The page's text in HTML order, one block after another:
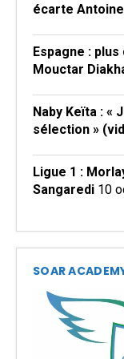
écarte
Espagne : plus
Mouctar
Naby Keïta : «
sélection »
Ligue 1 :
Sangaredi 10
SOAR